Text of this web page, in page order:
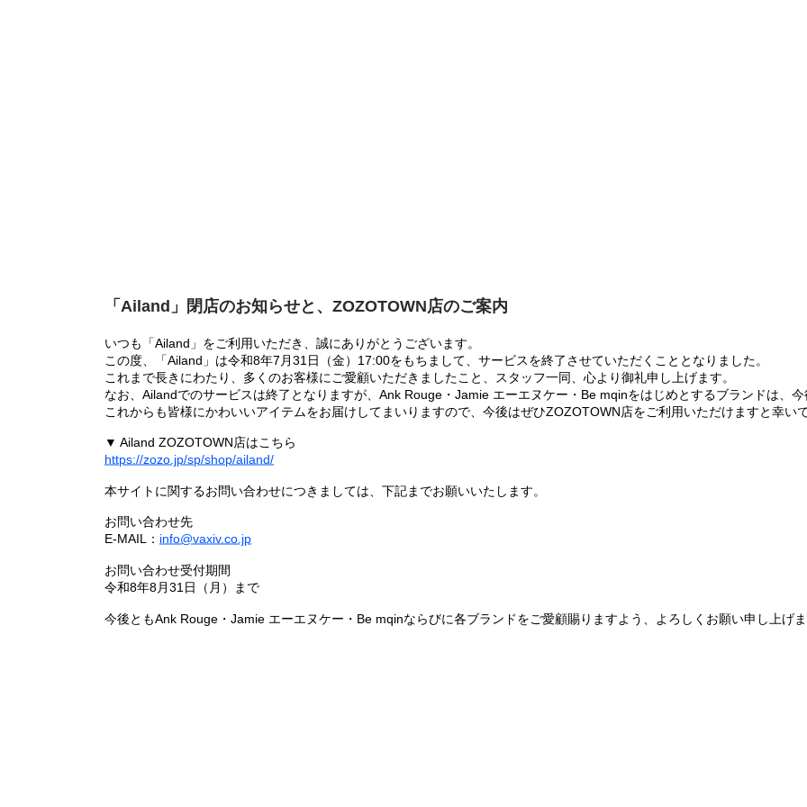
「Ailand」閉店のお知らせと、ZOZOTOWN店のご案内
いつも「Ailand」をご利用いただき、誠にありがとうございます。
この度、「Ailand」は令和8年7月31日（金）17:00をもちまして、サービスを終了させていただくこととなりました。
これまで長きにわたり、多くのお客様にご愛顧いただきましたこと、スタッフ一同、心より御礼申し上げます。
なお、Ailandでのサービスは終了となりますが、Ank Rouge・Jamie エーエヌケー・Be mqinをはじめとするブランドは、
これからも皆様にかわいいアイテムをお届けしてまいりますので、今後はぜひZOZOTOWN店をご利用いただけますと幸いで
▼ Ailand ZOZOTOWN店はこちら
https://zozo.jp/sp/shop/ailand/
本サイトに関するお問い合わせにつきましては、下記までお願いいたします。
お問い合わせ先
E-MAIL： info@vaxiv.co.jp
お問い合わせ受付期間
令和8年8月31日（月）まで
今後ともAnk Rouge・Jamie エーエヌケー・Be mqinならびに各ブランドをご愛顧賜りますよう、よろしくお願い申し上げま